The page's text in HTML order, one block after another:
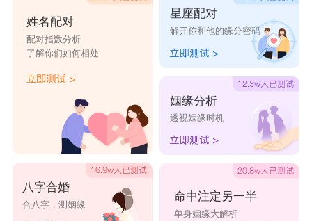
姓名配对
配对指数分析
了解你们如何相处
八字合婚
合八字，测姻缘
星座配对
解开你和他的缘分密码
姻缘分析
透视姻缘时机
命中注定另一半
单身姻缘大解析